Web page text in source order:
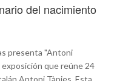
del nacimiento
presenta "Antoni
exposición que reúne 24
Antoni Tàpies. Esta